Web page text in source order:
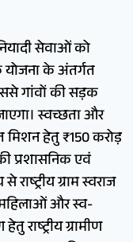
सेवाओं को
योजना के अंतर्गत
गांवों की सड़क
स्वच्छता और
मिशन हेतु ₹150 करोड़
प्रशासनिक एवं
ग्राम स्वराज
महिलाओं और स्व-
ग्रामीण